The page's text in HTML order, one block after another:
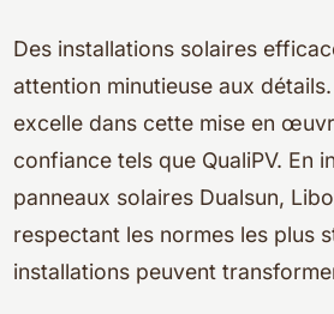
Des installations solaires
attention minutieuse aux
excelle dans cette mise en
confiance tels que QualiPV. En
panneaux solaires Dualsun,
respectant les normes les plus
installations peuvent